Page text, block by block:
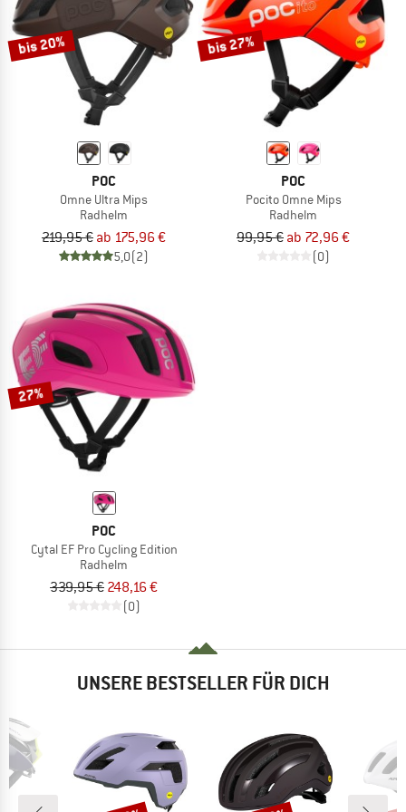
bis 20%
POC
Omne Ultra Mips
Radhelm
219,95 € ab 175,96 €
5,0(2)
bis 27%
POC
Pocito Omne Mips
Radhelm
99,95 € ab 72,96 €
(0)
27%
POC
Cytal EF Pro Cycling Edition
Radhelm
339,95 € 248,16 €
(0)
UNSERE BESTSELLER FÜR DICH